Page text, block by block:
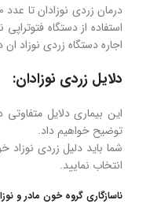
استفاده از دستگاه
اجاره دستگاه زردی نوزاد
دلایل زردی نوزادان:
این بیماری دلایل متفاوتی
توضیح خواهیم داد.
شما باید دلیل زردی نوزاد
انتخاب نمایید.
ناسازگاری گروه خون مادر و